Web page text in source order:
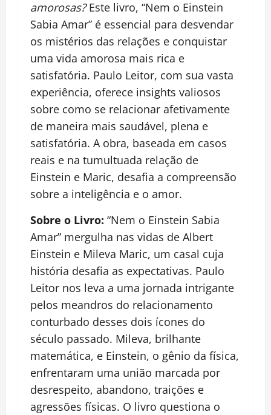
amorosas?Este livro, “Nem o Einstein
Sabia Amar” é essencial para desvendar
os mistérios das relações e conquistar
uma vida amorosa mais rica e
satisfatória. Paulo Leitor, com sua vasta
experiência, oferece insights valiosos
sobre como se relacionar afetivamente
de maneira mais saudável, plena e
satisfatória. A obra, baseada em casos
reais e na tumultuada relação de
Einstein e Maric, desafia a compreensão
sobre a inteligência e o amor.
Sobre o Livro: “Nem o Einstein Sabia
Amar” mergulha nas vidas de Albert
Einstein e Mileva Maric, um casal cuja
história desafia as expectativas. Paulo
Leitor nos leva a uma jornada intrigante
pelos meandros do relacionamento
conturbado desses dois ícones do
século passado. Mileva, brilhante
matemática, e Einstein, o gênio da física,
enfrentaram uma união marcada por
desrespeito, abandono, traições e
agressões físicas. O livro questiona o